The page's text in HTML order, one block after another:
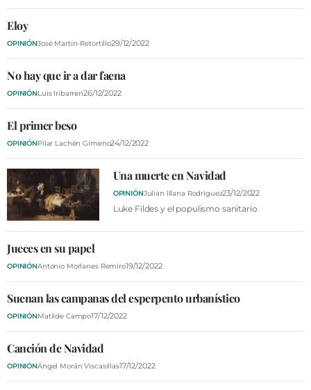
ESQUELAS
CLUB DEL AMIGO MILITANTE
INICIAR SESIÓN
Eloy
OPINIÓNJosé Martín-Retortillo29/12/2022
No hay que ir a dar faena
OPINIÓNLuis Iribarren26/12/2022
El primer beso
OPINIÓNPilar Lachén Gimeno24/12/2022
Una muerte en Navidad
OPINIÓNJulián Illana Rodríguez23/12/2022
Luke Fildes y el populismo sanitario
Jueces en su papel
OPINIÓNAntonio Morlanes Remiro19/12/2022
Suenan las campanas del esperpento urbanístico
OPINIÓNMatilde Campo17/12/2022
Canción de Navidad
OPINIÓNÁngel Morán Viscasillas17/12/2022